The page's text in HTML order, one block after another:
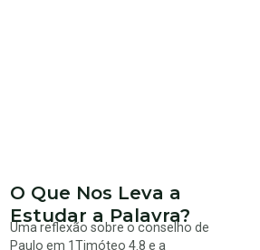
O Que Nos Leva a
Estudar a Palavra?
Uma reflexão sobre o conselho de
Paulo em 1Timóteo 4.8 e a